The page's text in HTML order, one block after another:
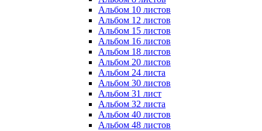
Альбом 10 листов
Альбом 12 листов
Альбом 15 листов
Альбом 16 листов
Альбом 18 листов
Альбом 20 листов
Альбом 24 листа
Альбом 30 листов
Альбом 31 лист
Альбом 32 листа
Альбом 40 листов
Альбом 48 листов